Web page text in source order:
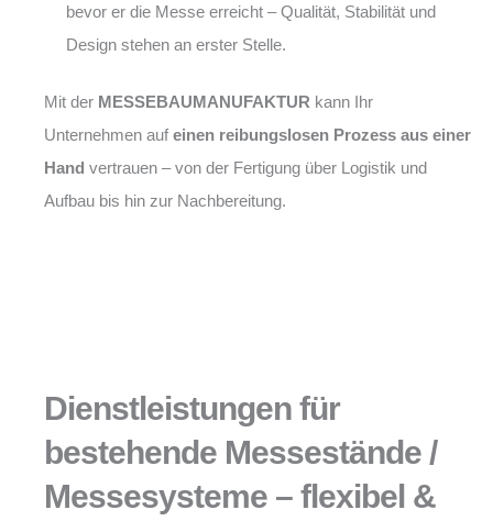
bevor er die Messe erreicht – Qualität, Stabilität und
Design stehen an erster Stelle.
Mit der MESSEBAUMANUFAKTUR kann Ihr
Unternehmen auf einen reibungslosen Prozess aus einer
Hand vertrauen – von der Fertigung über Logistik und
Aufbau bis hin zur Nachbereitung.
Dienstleistungen für
bestehende Messestände /
Messesysteme – flexibel &